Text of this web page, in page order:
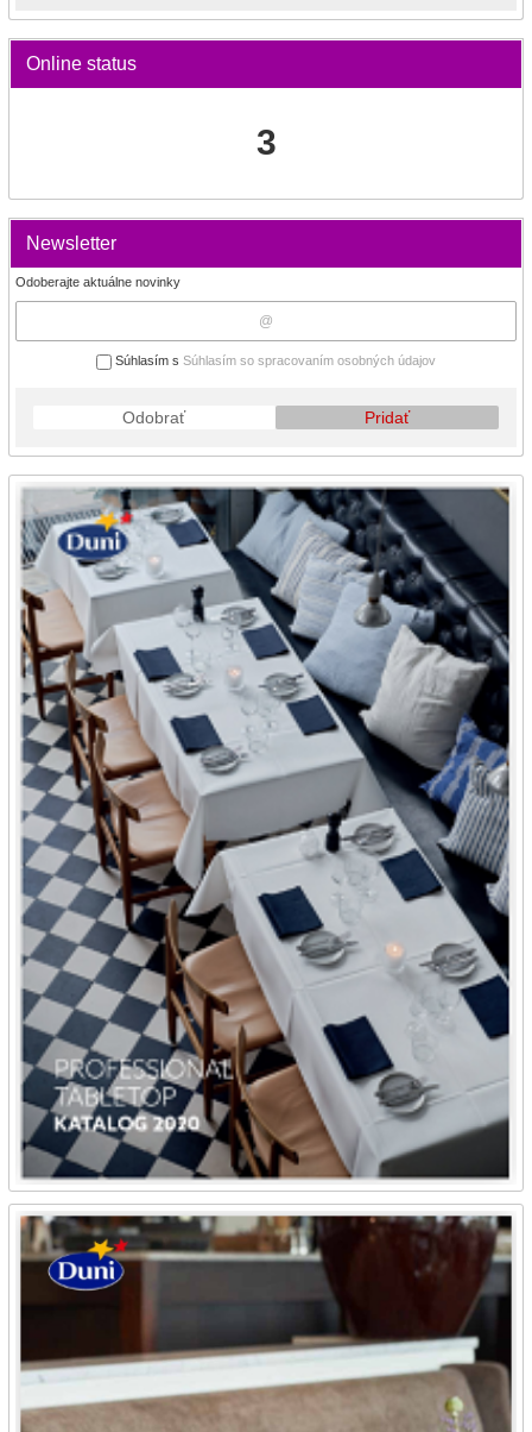
Online status
3
Newsletter
Odoberajte aktuálne novinky
Súhlasím s Súhlasím so spracovaním osobných údajov
Odobrať Pridať